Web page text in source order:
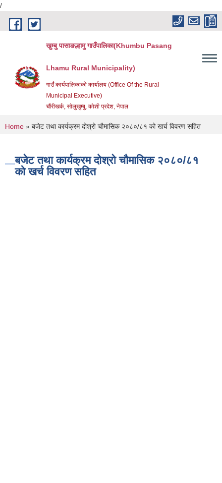
/
Skip to main content
खुम्बु पासाङल्हामु गाउँपालिका(Khumbu Pasang
Lhamu Rural Municipality)
गाउँ कार्यपालिकाको कार्यालय (Office Of the Rural
Municipal Executive)
चौंरीखर्क, सोलुखुम्बु, कोशी प्रदेश, नेपाल
You are here
Home » बजेट तथा कार्यक्रम दोश्रो चौमासिक २०८०/८१ को खर्च विवरण सहित
बजेट तथा कार्यक्रम दोश्रो चौमासिक २०८०/८१
को खर्च विवरण सहित